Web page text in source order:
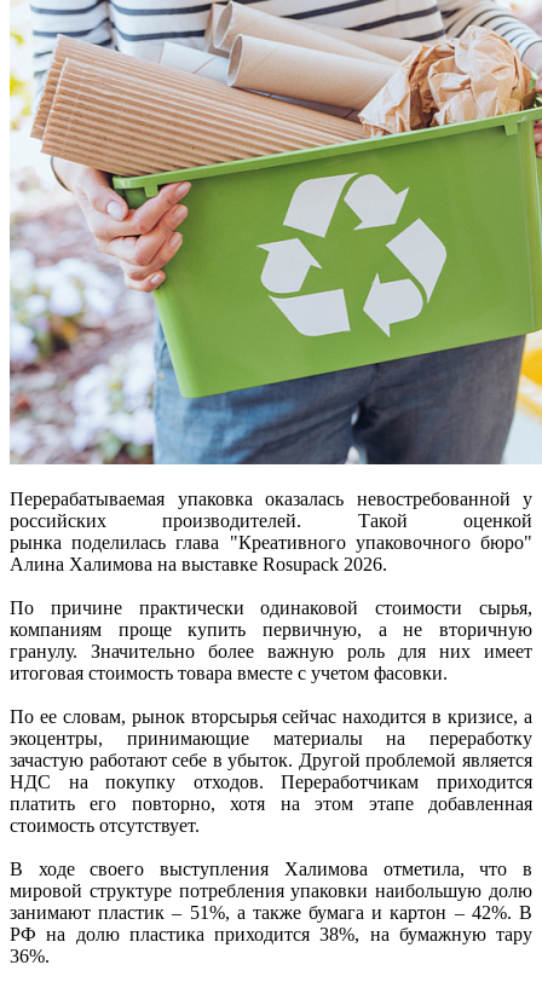
Перерабатываемая упаковка оказалась невостребованной у
российских производителей. Такой оценкой
рынка поделилась глава "Креативного упаковочного бюро"
Алина Халимова на выставке Rosupack 2026.
По причине практически одинаковой стоимости сырья,
компаниям проще купить первичную, а не вторичную
гранулу. Значительно более важную роль для них имеет
итоговая стоимость товара вместе с учетом фасовки.
По ее словам, рынок вторсырья сейчас находится в кризисе, а
экоцентры, принимающие материалы на переработку
зачастую работают себе в убыток. Другой проблемой является
НДС на покупку отходов. Переработчикам приходится
платить его повторно, хотя на этом этапе добавленная
стоимость отсутствует.
В ходе своего выступления Халимова отметила, что в
мировой структуре потребления упаковки наибольшую долю
занимают пластик – 51%, а также бумага и картон – 42%. В
РФ на долю пластика приходится 38%, на бумажную тару
36%.